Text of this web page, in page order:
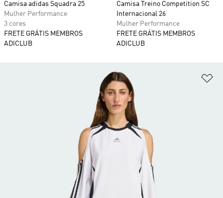
Camisa adidas Squadra 25
Mulher Performance
3 cores
FRETE GRÁTIS MEMBROS
ADICLUB
Camisa Treino Competition SC
Internacional 26
Mulher Performance
FRETE GRÁTIS MEMBROS
ADICLUB